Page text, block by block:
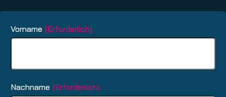
Vorname (Erforderlich)
Nachname (Erforderlich)